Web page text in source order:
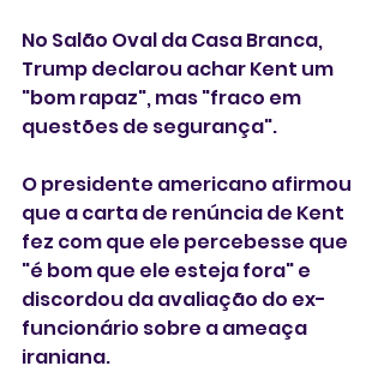
No Salão Oval da Casa Branca,
Trump declarou achar Kent um
"bom rapaz", mas "fraco em
questões de segurança".
O presidente americano afirmou
que a carta de renúncia de Kent
fez com que ele percebesse que
"é bom que ele esteja fora" e
discordou da avaliação do ex-
funcionário sobre a ameaça
iraniana.